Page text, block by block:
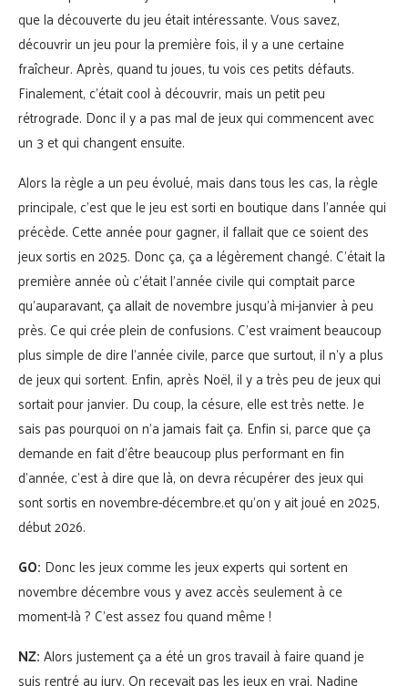
que la découverte du jeu était intéressante. Vous savez,
découvrir un jeu pour la première fois, il y a une certaine
fraîcheur. Après, quand tu joues, tu vois ces petits défauts.
Finalement, c’était cool à découvrir, mais un petit peu
rétrograde. Donc il y a pas mal de jeux qui commencent avec
un 3 et qui changent ensuite.
Alors la règle a un peu évolué, mais dans tous les cas, la règle
principale, c’est que le jeu est sorti en boutique dans l’année qui
précède. Cette année pour gagner, il fallait que ce soient des
jeux sortis en 2025. Donc ça, ça a légèrement changé. C’était la
première année où c’était l’année civile qui comptait parce
qu’auparavant, ça allait de novembre jusqu’à mi-janvier à peu
près. Ce qui crée plein de confusions. C’est vraiment beaucoup
plus simple de dire l’année civile, parce que surtout, il n’y a plus
de jeux qui sortent. Enfin, après Noël, il y a très peu de jeux qui
sortait pour janvier. Du coup, la césure, elle est très nette. Je
sais pas pourquoi on n’a jamais fait ça. Enfin si, parce que ça
demande en fait d’être beaucoup plus performant en fin
d’année, c’est à dire que là, on devra récupérer des jeux qui
sont sortis en novembre-décembre.et qu’on y ait joué en 2025,
début 2026.
GO: Donc les jeux comme les jeux experts qui sortent en
novembre décembre vous y avez accès seulement à ce
moment-là ? C’est assez fou quand même !
NZ:Alors justement ça a été un gros travail à faire quand je
suis rentré au jury. On recevait pas les jeux en vrai. Nadine